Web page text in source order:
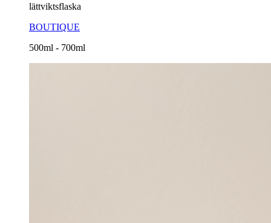
lättviktsflaska
BOUTIQUE
500ml - 700ml